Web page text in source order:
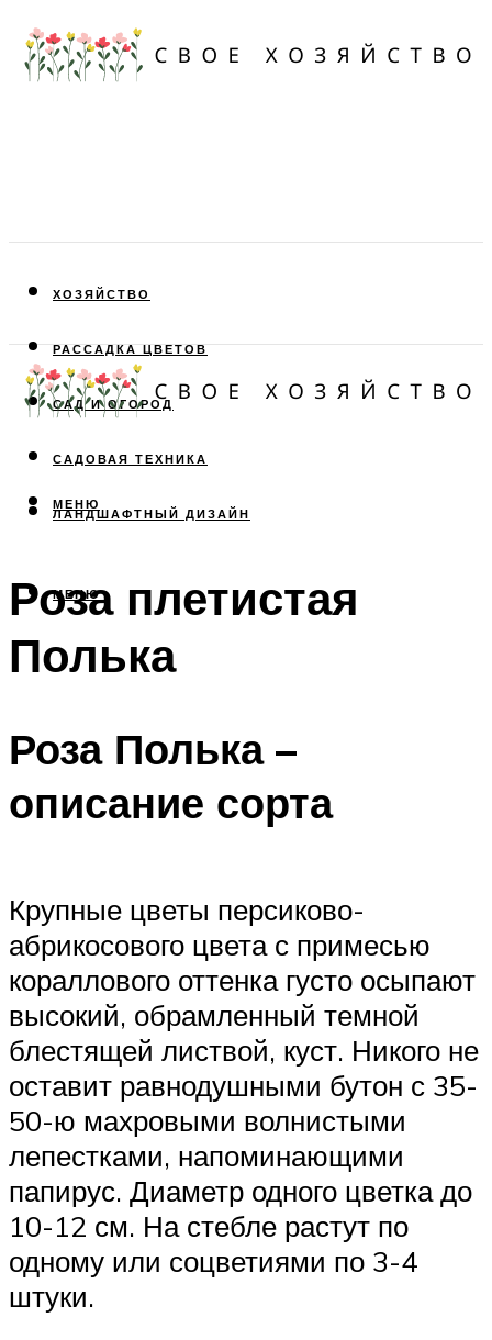
ХОЗЯЙСТВО
РАССАДКА ЦВЕТОВ
САД И ОГОРОД
САДОВАЯ ТЕХНИКА
ЛАНДШАФТНЫЙ ДИЗАЙН
МЕНЮ
МЕНЮ
Роза плетистая
Полька
Роза Полька –
описание сорта
Крупные цветы персиково-
абрикосового цвета с примесью
кораллового оттенка густо осыпают
высокий, обрамленный темной
блестящей листвой, куст. Никого не
оставит равнодушными бутон с 35-
50-ю махровыми волнистыми
лепестками, напоминающими
папирус. Диаметр одного цветка до
10-12 см. На стебле растут по
одному или соцветиями по 3-4
штуки.